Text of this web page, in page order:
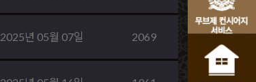
2025년 05월 07일 2069